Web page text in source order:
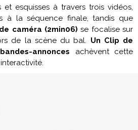
esquisses à travers trois vidéos,
à la séquence finale, tandis que
caméra (2min06) se focalise sur
de la scène du bal. Un Clip de
bandes-annonces achèvent cette